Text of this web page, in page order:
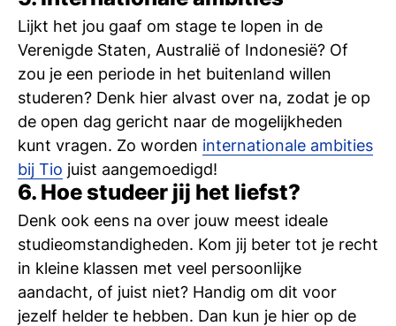
Lijkt het jou gaaf om stage te lopen in de
Verenigde Staten, Australië of Indonesië? Of
zou je een periode in het buitenland willen
studeren? Denk hier alvast over na, zodat je op
de open dag gericht naar de mogelijkheden
kunt vragen. Zo worden internationale ambities
bij Tio juist aangemoedigd!
6. Hoe studeer jij het liefst?
Denk ook eens na over jouw meest ideale
studieomstandigheden. Kom jij beter tot je recht
in kleine klassen met veel persoonlijke
aandacht, of juist niet? Handig om dit voor
jezelf helder te hebben. Dan kun je hier op de